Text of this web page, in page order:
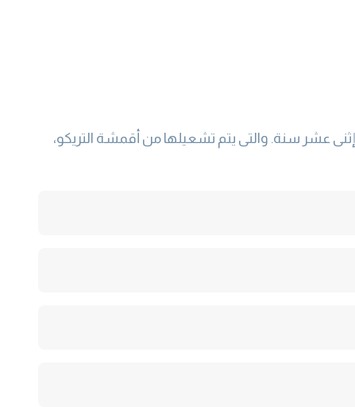
عشر سنة. والتى يتم تشعيلها من أقمشة التريكو،